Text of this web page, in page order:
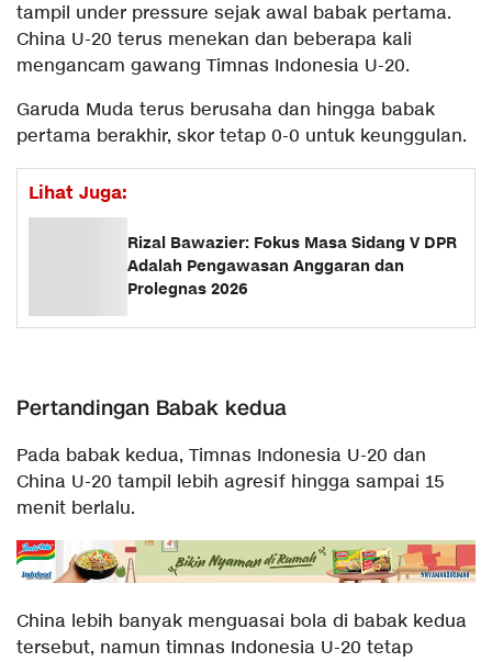
tampil under pressure sejak awal babak pertama.
China U-20 terus menekan dan beberapa kali
mengancam gawang Timnas Indonesia U-20.
Garuda Muda terus berusaha dan hingga babak
pertama berakhir, skor tetap 0-0 untuk keunggulan.
Lihat Juga:
Rizal Bawazier: Fokus Masa Sidang V DPR
Adalah Pengawasan Anggaran dan
Prolegnas 2026
Pertandingan Babak kedua
Pada babak kedua, Timnas Indonesia U-20 dan
China U-20 tampil lebih agresif hingga sampai 15
menit berlalu.
China lebih banyak menguasai bola di babak kedua
tersebut, namun timnas Indonesia U-20 tetap